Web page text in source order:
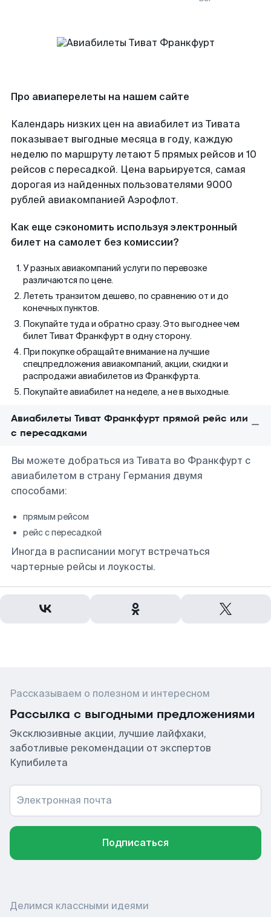
Про авиаперелеты на нашем сайте
Календарь низких цен на авиабилет из Тивата
показывает выгодные месяца в году, каждую
неделю по маршруту летают 5 прямых рейсов и 10
рейсов с пересадкой. Цена варьируется, самая
дорогая из найденных пользователями 9000
рублей авиакомпанией Аэрофлот.
Как еще сэкономить используя электронный
билет на самолет без комиссии?
У разных авиакомпаний услуги по перевозке
различаются по цене.
Лететь транзитом дешево, по сравнению от и до
конечных пунктов.
Покупайте туда и обратно сразу. Это выгоднее чем
билет Тиват Франкфурт в одну сторону.
При покупке обращайте внимание на лучшие
спецпредложения авиакомпаний, акции, скидки и
распродажи авиабилетов из Франкфурта.
Покупайте авиабилет на неделе, а не в выходные.
Авиабилеты Тиват Франкфурт прямой рейс или
с пересадками
Вы можете добраться из Тивата во Франкфурт с
авиабилетом в страну Германия двумя
способами:
прямым рейсом
рейс с пересадкой
Иногда в расписании могут встречаться
чартерные рейсы и лоукосты.
Рассказываем о полезном и интересном
Рассылка с выгодными предложениями
Эксклюзивные акции, лучшие лайфхаки,
заботливые рекомендации от экспертов
Купибилета
Электронная почта
Подписаться
Делимся классными идеями